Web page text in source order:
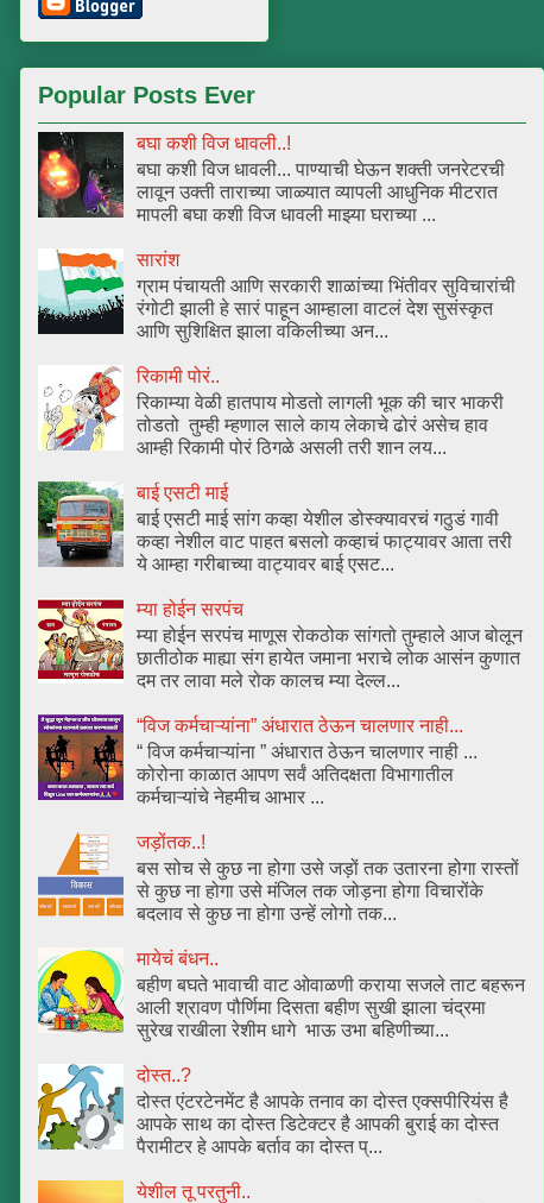
Popular Posts Ever
बघा कशी विज धावली..!
बघा कशी विज धावली... पाण्याची घेऊन शक्ती जनरेटरची
लावून उक्ती ताराच्या जाळ्यात व्यापली आधुनिक मीटरात
मापली बघा कशी विज धावली माझ्या घराच्या ...
सारांश
ग्राम पंचायती आणि सरकारी शाळांच्या भिंतीवर सुविचारांची
रंगोटी झाली हे सारं पाहून आम्हाला वाटलं देश सुसंस्कृत
आणि सुशिक्षित झाला वकिलीच्या अन...
रिकामी पोरं..
रिकाम्या वेळी हातपाय मोडतो लागली भूक की चार भाकरी
तोडतो तुम्ही म्हणाल साले काय लेकाचे ढोरं असेच हाव
आम्ही रिकामी पोरं ठिगळे असली तरी शान लय...
बाई एसटी माई
बाई एसटी माई सांग कव्हा येशील डोस्क्यावरचं गठुडं गावी
कव्हा नेशील वाट पाहत बसलो कव्हाचं फाट्यावर आता तरी
ये आम्हा गरीबाच्या वाट्यावर बाई एसट...
म्या होईन सरपंच
म्या होईन सरपंच माणूस रोकठोक सांगतो तुम्हाले आज बोलून
छातीठोक माह्या संग हायेत जमाना भराचे लोक आसंन कुणात
दम तर लावा मले रोक कालच म्या देल्ल...
“विज कर्मचाऱ्यांना” अंधारात ठेऊन चालणार नाही...
“ विज कर्मचाऱ्यांना ” अंधारात ठेऊन चालणार नाही ...
कोरोना काळात आपण सर्वं अतिदक्षता विभागातील
कर्मचाऱ्यांचे नेहमीच आभार ...
जड़ोंतक..!
बस सोच से कुछ ना होगा उसे जड़ों तक उतारना होगा रास्तों
से कुछ ना होगा उसे मंजिल तक जोड़ना होगा विचारोंके
बदलाव से कुछ ना होगा उन्हें लोगो तक...
मायेचं बंधन..
बहीण बघते भावाची वाट ओवाळणी कराया सजले ताट बहरून
आली श्रावण पौर्णिमा दिसता बहीण सुखी झाला चंद्रमा
सुरेख राखीला रेशीम धागे भाऊ उभा बहिणीच्या...
दोस्त..?
दोस्त एंटरटेनमेंट है आपके तनाव का दोस्त एक्सपीरियंस है
आपके साथ का दोस्त डिटेक्टर है आपकी बुराई का दोस्त
पैरामीटर हे आपके बर्ताव का दोस्त प्...
येशील तू परतुनी..